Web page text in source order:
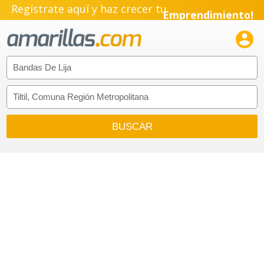
Regístrate aquí y haz crecer tuEmprendimiento!
